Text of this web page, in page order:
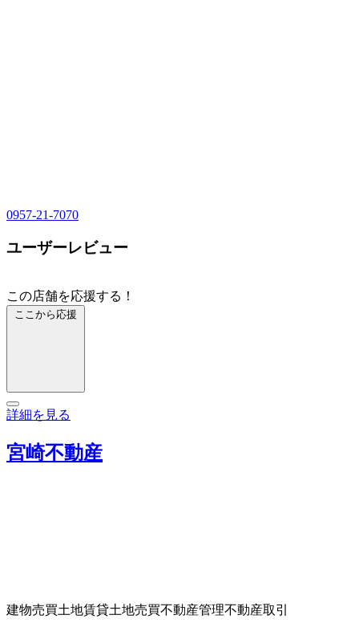
0957-21-7070
ユーザーレビュー
この店舗を応援する！
ここから応援
詳細を見る
宮崎不動産
建物売買土地賃貸土地売買不動産管理不動産取引